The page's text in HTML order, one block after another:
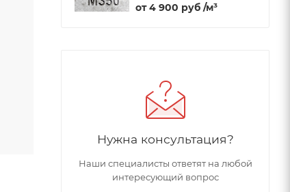
от4 900 руб /м³
Нужна консультация?
Наши специалисты ответят на любой
интересующий вопрос